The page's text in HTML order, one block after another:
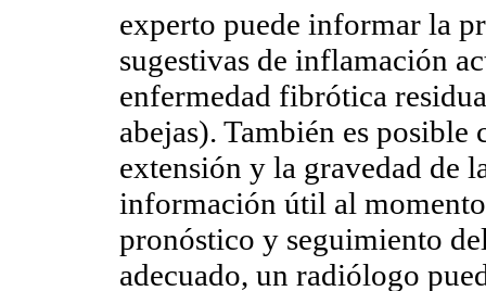
experto puede informar la
sugestivas de inflamación
enfermedad fibrótica
abejas). También es
extensión y la gravedad de
información útil al
pronóstico y seguimiento
adecuado, un radiólogo